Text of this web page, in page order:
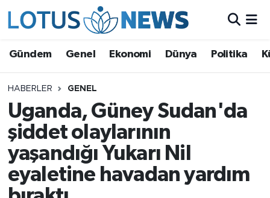
Gündem Genel Ekonomi Dünya Politika
HABERLER GENEL
Uganda, Güney Sudan'da
şiddet olaylarının
yaşandığı Yukarı Nil
eyaletine havadan yardım
Ekonomi
Dünya
Politika
Kültür - Sanat ve Tarih